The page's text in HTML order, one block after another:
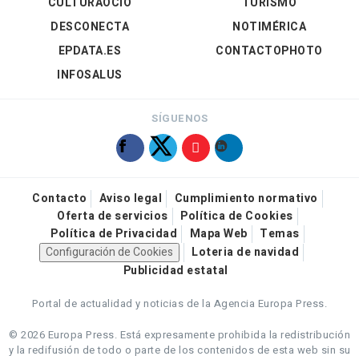
DESCONECTA
EPDATA.ES
INFOSALUS
NOTIMÉRICA
CONTACTOPHOTO
SÍGUENOS
Contacto Aviso legal
Cumplimiento normativo
Oferta de servicios
Política de Cookies
Política de Privacidad
Mapa Web
Temas
Configuración de Cookies
Loteria de navidad
Publicidad estatal
Portal de actualidad y noticias de la Agencia Europa Press.
© 2026 Europa Press. Está expresamente prohibida la redistribución
y la redifusión de todo o parte de los contenidos de esta web sin su